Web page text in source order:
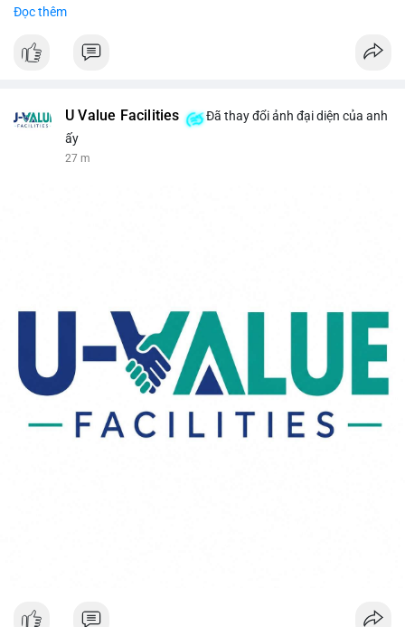
$btc#btc
#vlikevn #titanbot
Đọc thêm
U Value Facilities
Đã thay đổi ảnh đại diện của anh
ấy
27 m